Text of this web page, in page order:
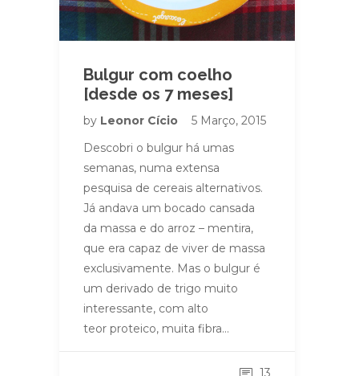
Bulgur com coelho
[desde os 7 meses]
by Leonor Cício
5 Março, 2015
Descobri o bulgur há umas
semanas, numa extensa
pesquisa de cereais alternativos.
Já andava um bocado cansada
da massa e do arroz – mentira,
que era capaz de viver de massa
exclusivamente. Mas o bulgur é
um derivado de trigo muito
interessante, com alto
teor proteico, muita fibra…
13